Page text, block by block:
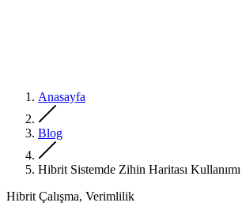
Anasayfa
Blog
Hibrit Sistemde Zihin Haritası Kullanımı
Hibrit Çalışma, Verimlilik